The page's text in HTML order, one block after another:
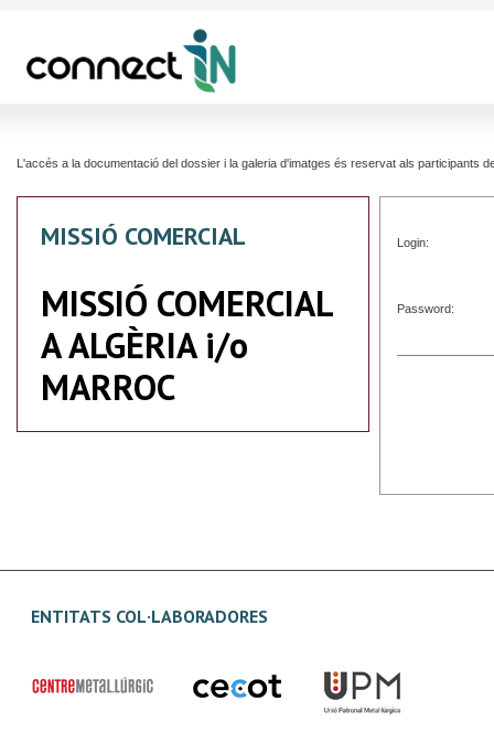
L'accés a la documentació del dossier i la galeria d'imatges és reservat als participants
MISSIÓ COMERCIAL
MISSIÓ COMERCIAL
A ALGÈRIA i/o
MARROC
Login:
Password:
ENTITATS COL·LABORADORES